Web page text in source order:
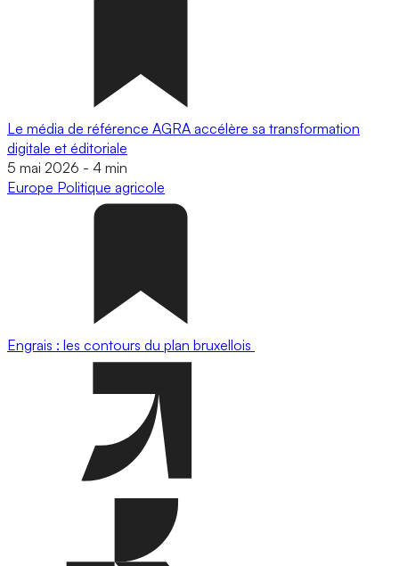
Le média de référence AGRA accélère sa transformation
digitale et éditoriale
5 mai 2026 - 4 min
Europe Politique agricole
Engrais : les contours du plan bruxellois